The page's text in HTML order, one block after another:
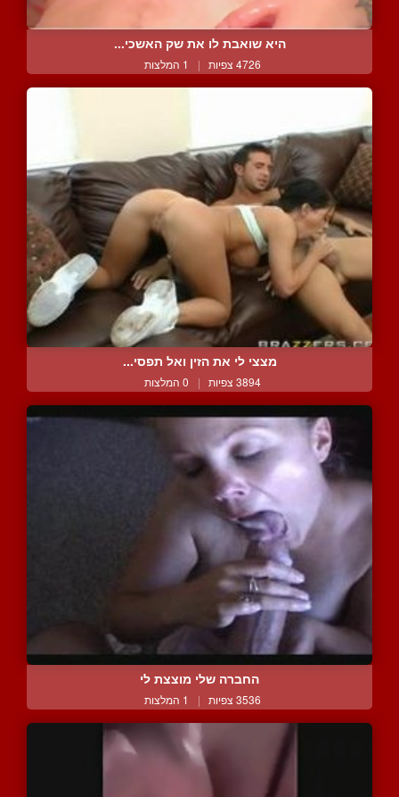
היא שואבת לו את שק האשכי...
4726 צפיות | 1 המלצות
מצצי לי את הזין ואל תפסי...
3894 צפיות | 0 המלצות
החברה שלי מוצצת לי
3536 צפיות | 1 המלצות